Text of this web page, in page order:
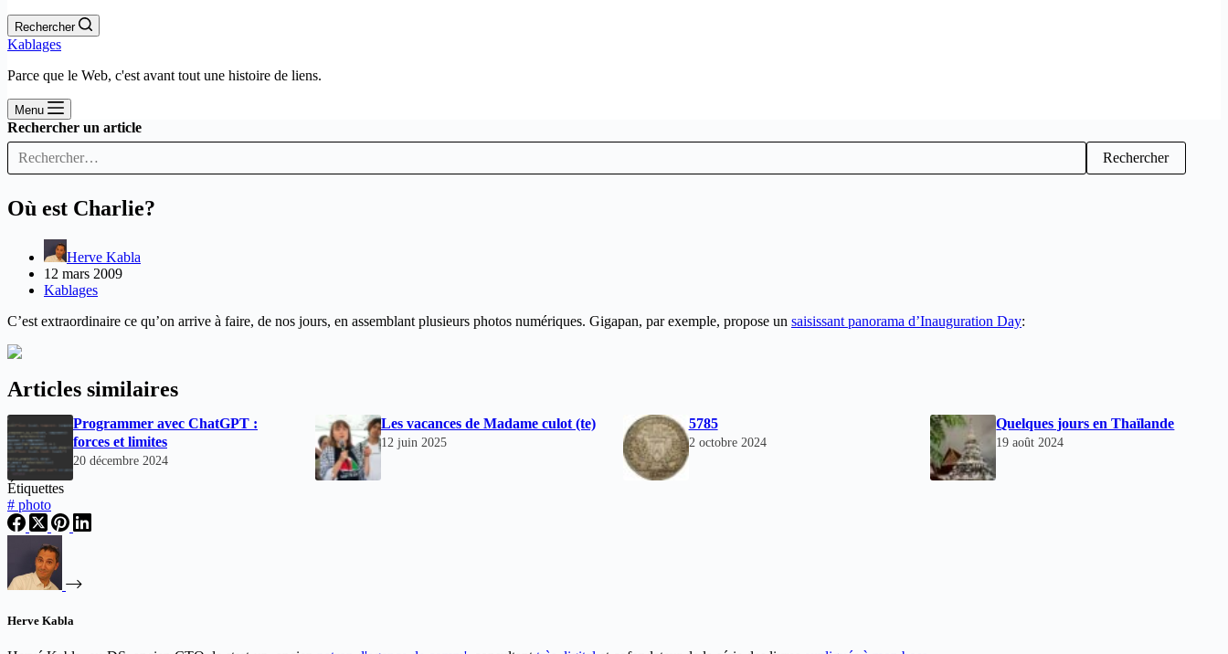
Rechercher
Kablages
Parce que le Web, c'est avant tout une histoire de liens.
Menu
Rechercher un article
Rechercher
Où est Charlie?
Herve Kabla
12 mars 2009
Kablages
C’est extraordinaire ce qu’on arrive à faire, de nos jours, en assemblant plusieurs photos numériques. Gigapan, par exemple, propose un saisissant panorama d’Inauguration Day:
Articles similaires
Programmer avec ChatGPT :
forces et limites
20 décembre 2024
Les vacances de Madame culot (te)
12 juin 2025
5785
2 octobre 2024
Quelques jours en Thaïlande
19 août 2024
Étiquettes
# photo
Herve Kabla